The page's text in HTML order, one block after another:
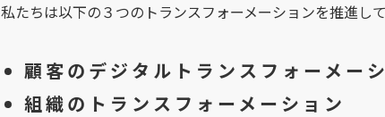
私たちは以下の３つのトランスフォーメーションを推進して
顧客のデジタルトランスフォーメー
組織のトランスフォーメーション